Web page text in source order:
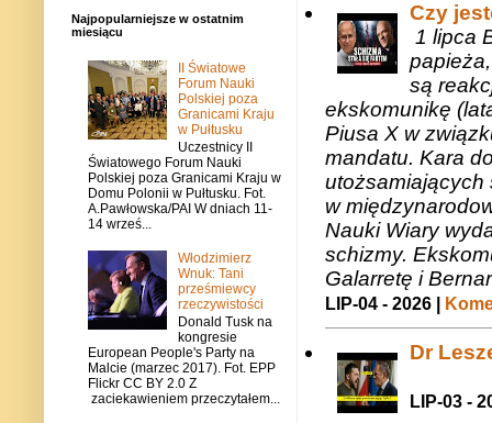
Czy
1 lipca
są
ekskomunikę
Piusa X w
mandatu. Kara
utożsamiających
w
Nauki Wiary
schizmy.
Galarretę i
LIP-04 - 2026 |
Dr
LIP-03 -
Najpopularniejsze w ostatnim
miesiącu
II Światowe
Forum Nauki
Polskiej poza
Granicami Kraju
w Pułtusku
Uczestnicy II
Światowego Forum Nauki
Polskiej poza Granicami Kraju w
Domu Polonii w Pułtusku. Fot.
A.Pawłowska/PAI W dniach 11-
14 wrześ...
Włodzimierz
Wnuk: Tani
prześmiewcy
rzeczywistości
Donald Tusk na
kongresie
European People's Party na
Malcie (marzec 2017). Fot. EPP
Flickr CC BY 2.0 Z
zaciekawieniem przeczytałem...